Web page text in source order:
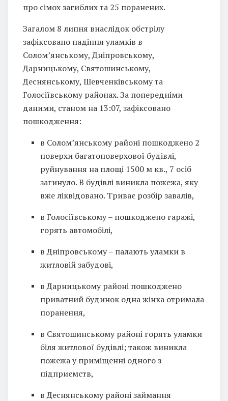
про сімох загиблих та 25 поранених.
Загалом 8 липня внаслідок обстрілу
зафіксовано падіння уламків в
Солом’янському, Дніпровському,
Дарницькому, Святошинському,
Деснянському, Шевченківському та
Голосіївському районах. За попередніми
даними, станом на 13:07, зафіксовано
пошкодження:
в Солом’янському районі пошкоджено 2
поверхи багатоповерхової будівлі,
руйнування на площі 1500 м кв., 7 осіб
загинуло. В будівлі виникла пожежа, яку
вже ліквідовано. Триває розбір завалів,
в Голосіївському – пошкоджено гаражі,
горять автомобілі,
в Дніпровському – палають уламки в
житловій забудові,
в Дарницькому районі пошкоджено
приватний будинок одна жінка отримала
поранення,
в Святошинському районі горять уламки
біля житлової будівлі; також виникла
пожежа у приміщенні одного з
підприємств,
в Деснянському районі займання